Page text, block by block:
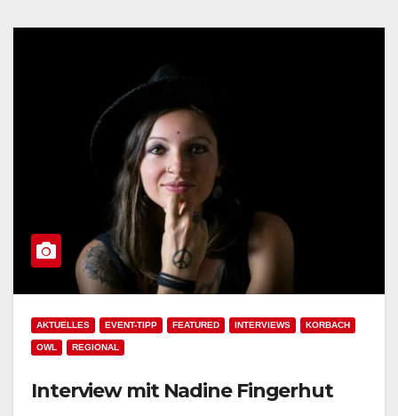
AKTUELLES EVENT-TIPP FEATURED INTERVIEWS KORBACH
OWL REGIONAL
Interview mit Nadine Fingerhut